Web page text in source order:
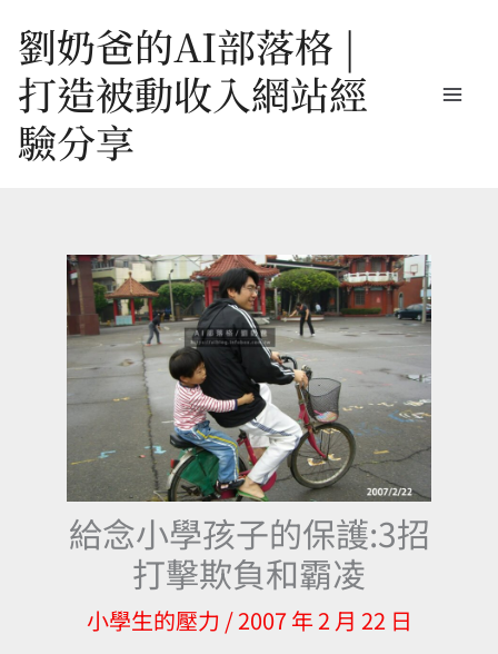
至
主
要
劉奶爸的AI部落格 |
打造被動收入網站經
驗分享
給念小學孩子的保護:3招
打擊欺負和霸凌
小學生的壓力 /2007 年 2 月 22 日